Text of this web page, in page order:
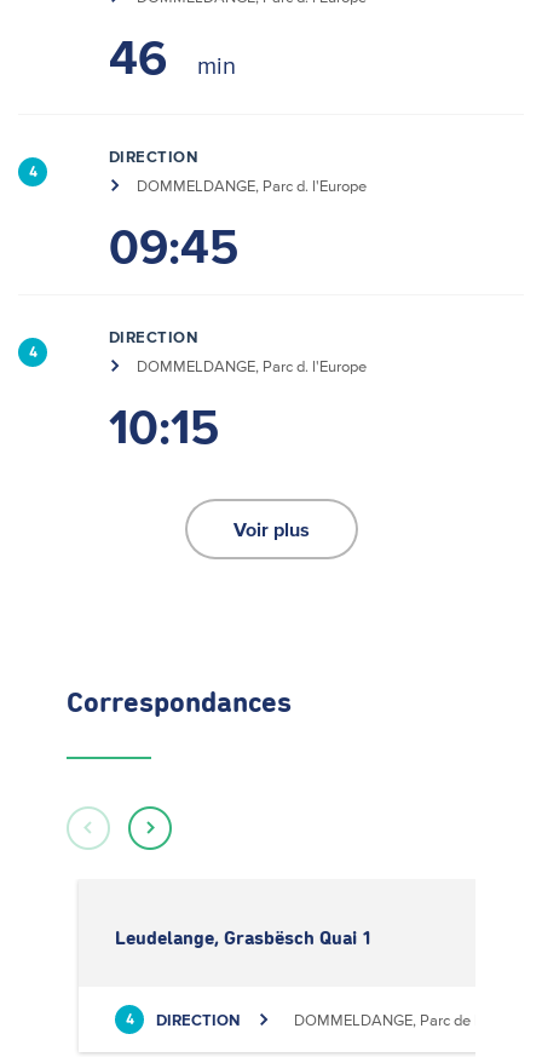
46
4
DIRECTION
DOMMELDANGE, Parc d. l'Europe
09:45
4
DIRECTION
DOMMELDANGE, Parc d. l'Europe
10:15
Voir plus
Correspondances
Leudelange, Grasbësch Quai 1
4 DIRECTION DOMMELDANGE, Parc de l'Europe